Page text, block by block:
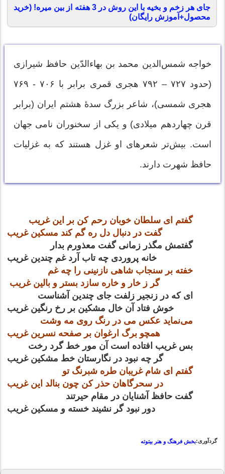
جای هر زخم و بخیه با این روش در 3 هفته از بین میره! (خرید
محصول+آموزش رایگان)
خواجه شمس‌الدین محمد بن بهاءالدّین حافظ شیرازی
(حدود ۷۲۷ – ۷۹۲ هجری قمری برابر با ۷۰۶ - ۷۶۹
هجری شمسی)، شاعر بزرگ سدهٔ هشتم ایران (برابر
قرن چهاردهم میلادی) و یکی از سخنوران نامی جهان
است. بیش‌تر شعرهای او غزل هستند که به‌ غزلیات
حافظ شهرت دارند.
گفتم ای سلطان خوبان رحم کن بر این غریب
گفت در دنبال دل ره گم کند مسکین غریب
گفتمش مگذر زمانی گفت معذورم بدار
خانه پروردی چه تاب آرد غم چندین غریب
خفته بر سنجاب شاهی نازنینی را چه غم
گر ز خار و خاره سازد بستر و بالین غریب
ای که در زنجیر زلفت جای چندین آشناست
خوش فتاد آن خال مشکین بر رخ رنگین غریب
می‌نماید عکس می در رنگ روی مه وشت
همچو برگ ارغوان بر صفحه نسرین غریب
بس غریب افتاده است آن مور خط گرد رخت
گر چه نبود در نگارستان خط مشکین غریب
گفتم ای شام غریبان طره شبرنگ تو
در سحرگاهان حذر کن چون بنالد این غریب
گفت حافظ آشنایان در مقام حیرتند
دور نبود گر نشیند خسته و مسکین غریب
گردآوری:بخش فرهنگ و هنر بیتوته